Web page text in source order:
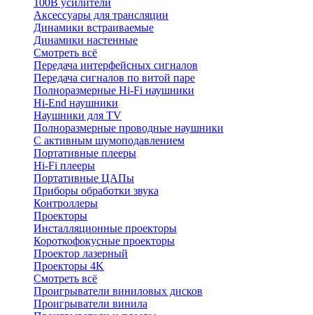
100В усилители
Аксессуары для трансляции
Динамики встраиваемые
Динамики настенные
Смотреть всё
Передача интерфейсных сигналов
Передача сигналов по витой паре
Полноразмерные Hi-Fi наушники
Hi-End наушники
Наушники для TV
Полноразмерные проводные наушники
С активным шумоподавлением
Портативные плееры
Hi-Fi плееры
Портативные ЦАПы
Приборы обработки звука
Контроллеры
Проекторы
Инсталляционные проекторы
Короткофокусные проекторы
Проектор лазерный
Проекторы 4K
Смотреть всё
Проигрыватели виниловых дисков
Проигрыватели винила